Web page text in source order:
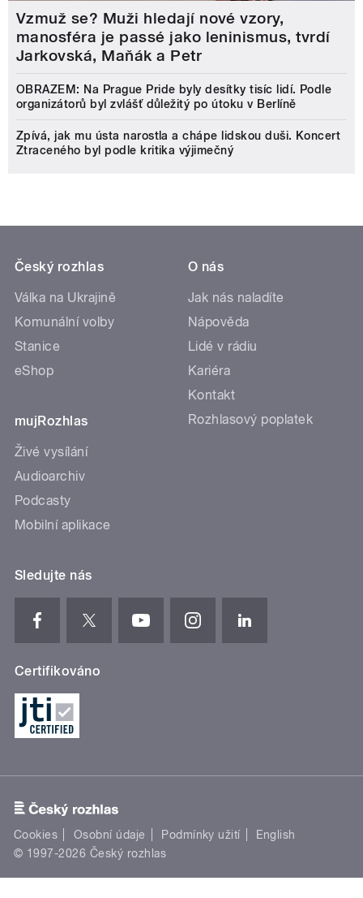
Vzmuž se? Muži hledají nové vzory,
manosféra je passé jako leninismus, tvrdí
Jarkovská, Maňák a Petr
OBRAZEM: Na Prague Pride byly desítky tisíc lidí. Podle
organizátorů byl zvlášť důležitý po útoku v Berlíně
Zpívá, jak mu ústa narostla a chápe lidskou duši. Koncert
Ztraceného byl podle kritika výjimečný
Český rozhlas
Válka na Ukrajině
Komunální volby
Stanice
eShop
mujRozhlas
Živé vysílání
Audioarchiv
Podcasty
Mobilní aplikace
O nás
Jak nás naladíte
Nápověda
Lidé v rádiu
Kariéra
Kontakt
Rozhlasový poplatek
Sledujte nás
Certifikováno
Cookies Osobní údaje Podmínky užití
English
© 1997-2026 Český rozhlas